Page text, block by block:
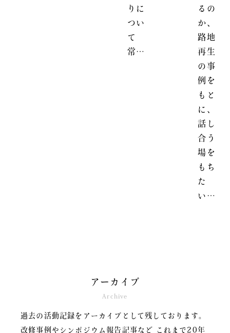
りに
つい
て
常…
るの
か、
路地
再生
の事
例を
もと
に、
話し
合う
場を
もち
た
い…
アーカイブ
Archive
過去の活動記録をアーカイブとして残しております。
改修事例やシンポジウム報告記事など
これまで20年